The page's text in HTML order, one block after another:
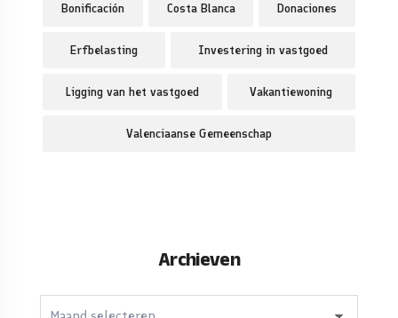
Bonificación Costa Blanca Donaciones
Erfbelasting Investering in vastgoed
Ligging van het vastgoed Vakantiewoning
Valenciaanse Gemeenschap
Archieven
Archieven